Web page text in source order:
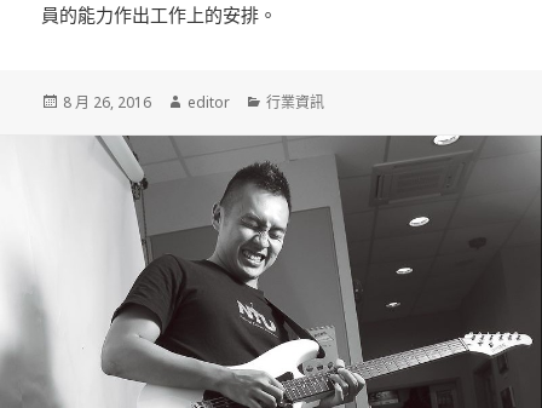
員的能力作出工作上的安排。
發
8 月 26, 2016
作
editor
分
行業資訊